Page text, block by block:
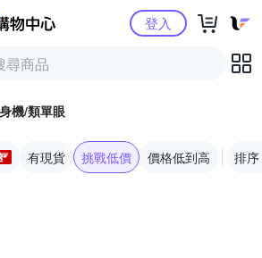
Yahoo購物中心登入
機/類單眼
有現貨 挑戰低價 價格低到高 排序